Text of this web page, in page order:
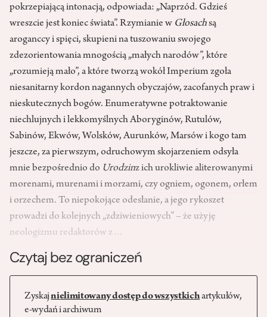
pokrzepiającą intonacją, odpowiada: „Naprzód. Gdzieś
wreszcie jest koniec świata”. Rzymianie w Głosachsą
aroganccy i spięci, skupieni na tuszowaniu swojego
zdezorientowania mnogością „małych narodów”, które
„rozumieją mało”, a które tworzą wokół Imperium zgoła
niesanitarny kordon nagannych obyczajów, zacofanych praw i
nieskutecznych bogów. Enumeratywne potraktowanie
niechlujnych i lekkomyślnych Aboryginów, Rutulów,
Sabinów, Ekwów, Wolsków, Aurunków, Marsów i kogo tam
jeszcze, za pierwszym, odruchowym skojarzeniem odsyła
mnie bezpośrednio do Urodzinz ich urokliwie aliterowanymi
morenami, murenami i morzami, czy ogniem, ogonem, orłem
i orzechem. To niepokojące odesłanie, a jego rykoszet
prowadzi do kolejnych „zdziwieniowych” – że użyję
neologizmu redaktorów z…
Czytaj bez ograniczeń
Zyskajnielimitowany dostęp do wszystkichartykułów,
e-wydań i archiwum